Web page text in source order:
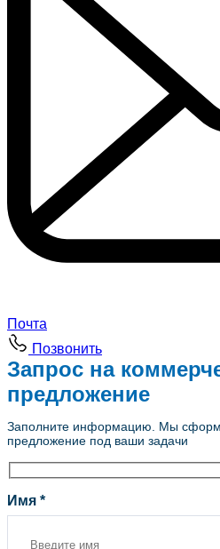
Почта
Позвонить
Запрос на
предложение
Заполните информацию. Мы
предложение под ваши задачи
Имя *